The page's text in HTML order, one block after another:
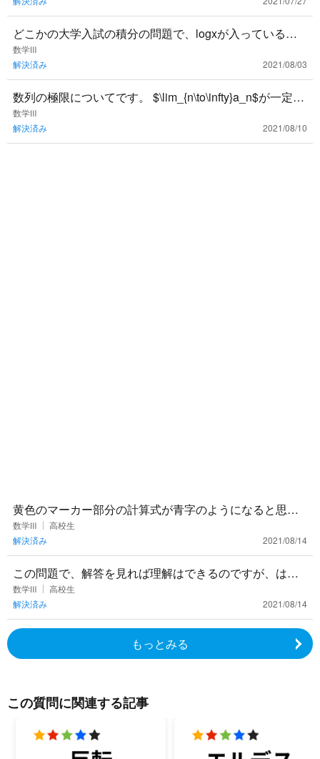
いのでしょうか？
どこかの大学入試の積分の問題で、logxが入っている式
なのに積分区間が0から何かまでになっている問題を見た
ことがあります
数学Ⅲ
解決済み
2021/08/03
数列の極限についてです。 $\lim_{n\to\infty}a_n$が一定の
値に収束するとき、$\lim_{n\to\
数学Ⅲ
解決済み
2021/08/10
黄色のマーカー部分の計算式が青字のようになると思っ
たのですがなぜ解答のようになるのでしょうか？
数学Ⅲ
高校生
解決済み
2021/08/14
この問題で、解答を見れば理解はできるのですが、はじ
めにどうやったらマーカー部分のような式に至る発想が
出るのか分かりません
数学Ⅲ
高校生
解決済み
2021/08/14
もっとみる
この質問に関連する記事